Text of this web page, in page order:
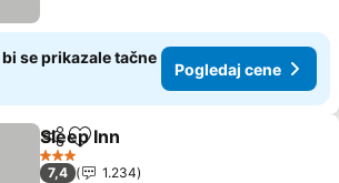
se prikazale tačne
Pogledaj cene
Deli Dodati u favorite
Sleep Inn
3 Zvezdice
7,4
1.234